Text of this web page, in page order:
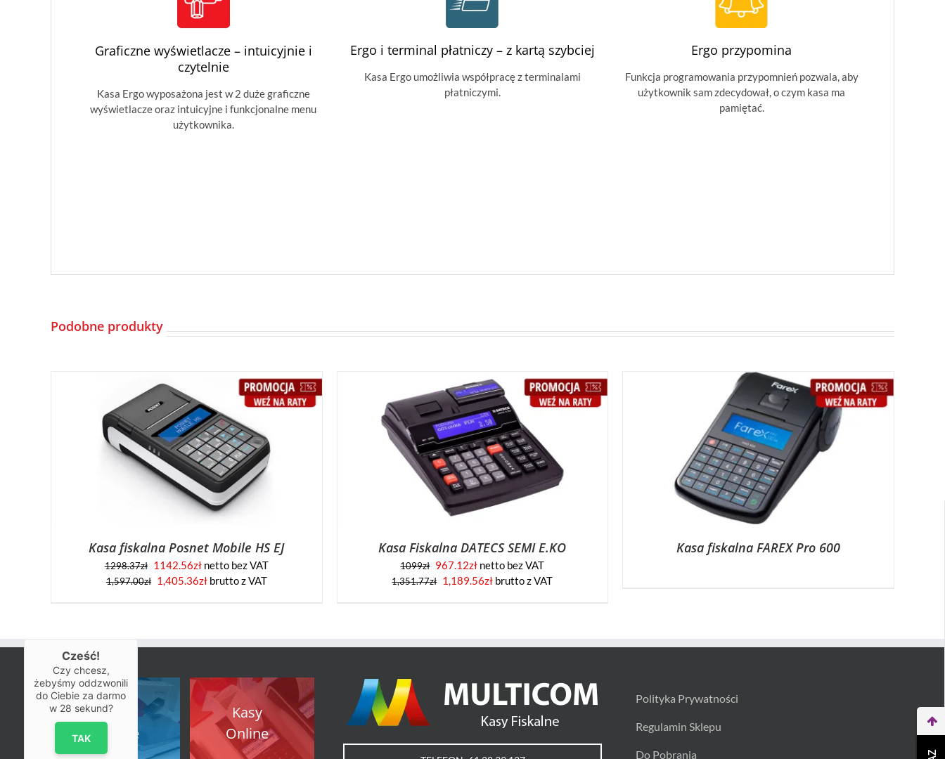
Graficzne wyświetlacze – intuicyjnie i
czytelnie
Kasa Ergo wyposażona jest w 2 duże graficzne
wyświetlacze oraz intuicyjne i funkcjonalne menu
użytkownika.
Ergo i terminal płatniczy – z kartą szybciej
Kasa Ergo umożliwia współpracę z terminalami
płatniczymi.
Ergo przypomina
Funkcja programowania przypomnień pozwala, aby
użytkownik sam zdecydował, o czym kasa ma
pamiętać.
Podobne produkty
Kasa fiskalna Posnet Mobile HS EJ
1298.37zł 1142.56złnetto bez VAT
1,597.00zł Pierwotna
1,405.36złAktualna
brutto z VAT
Kasa Fiskalna DATECS SEMI E.KO
1099zł 967.12zł netto bez VAT
1,351.77zł Pierwotna
1,189.56złAktualna
brutto z VAT
Kasa fiskalna FAREX Pro 600
Kasy
Fiskalne
Kasy
Online
Polityka Prywatności
Regulamin Sklepu
Do Pobrania
Cześć!
Czy chcesz,
żebyśmy oddzwonili
do Ciebie za darmo
w 28 sekund?
TAK